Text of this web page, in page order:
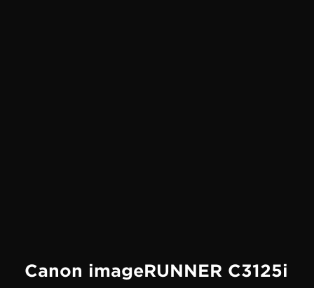
Canon imageRUNNER C3125i